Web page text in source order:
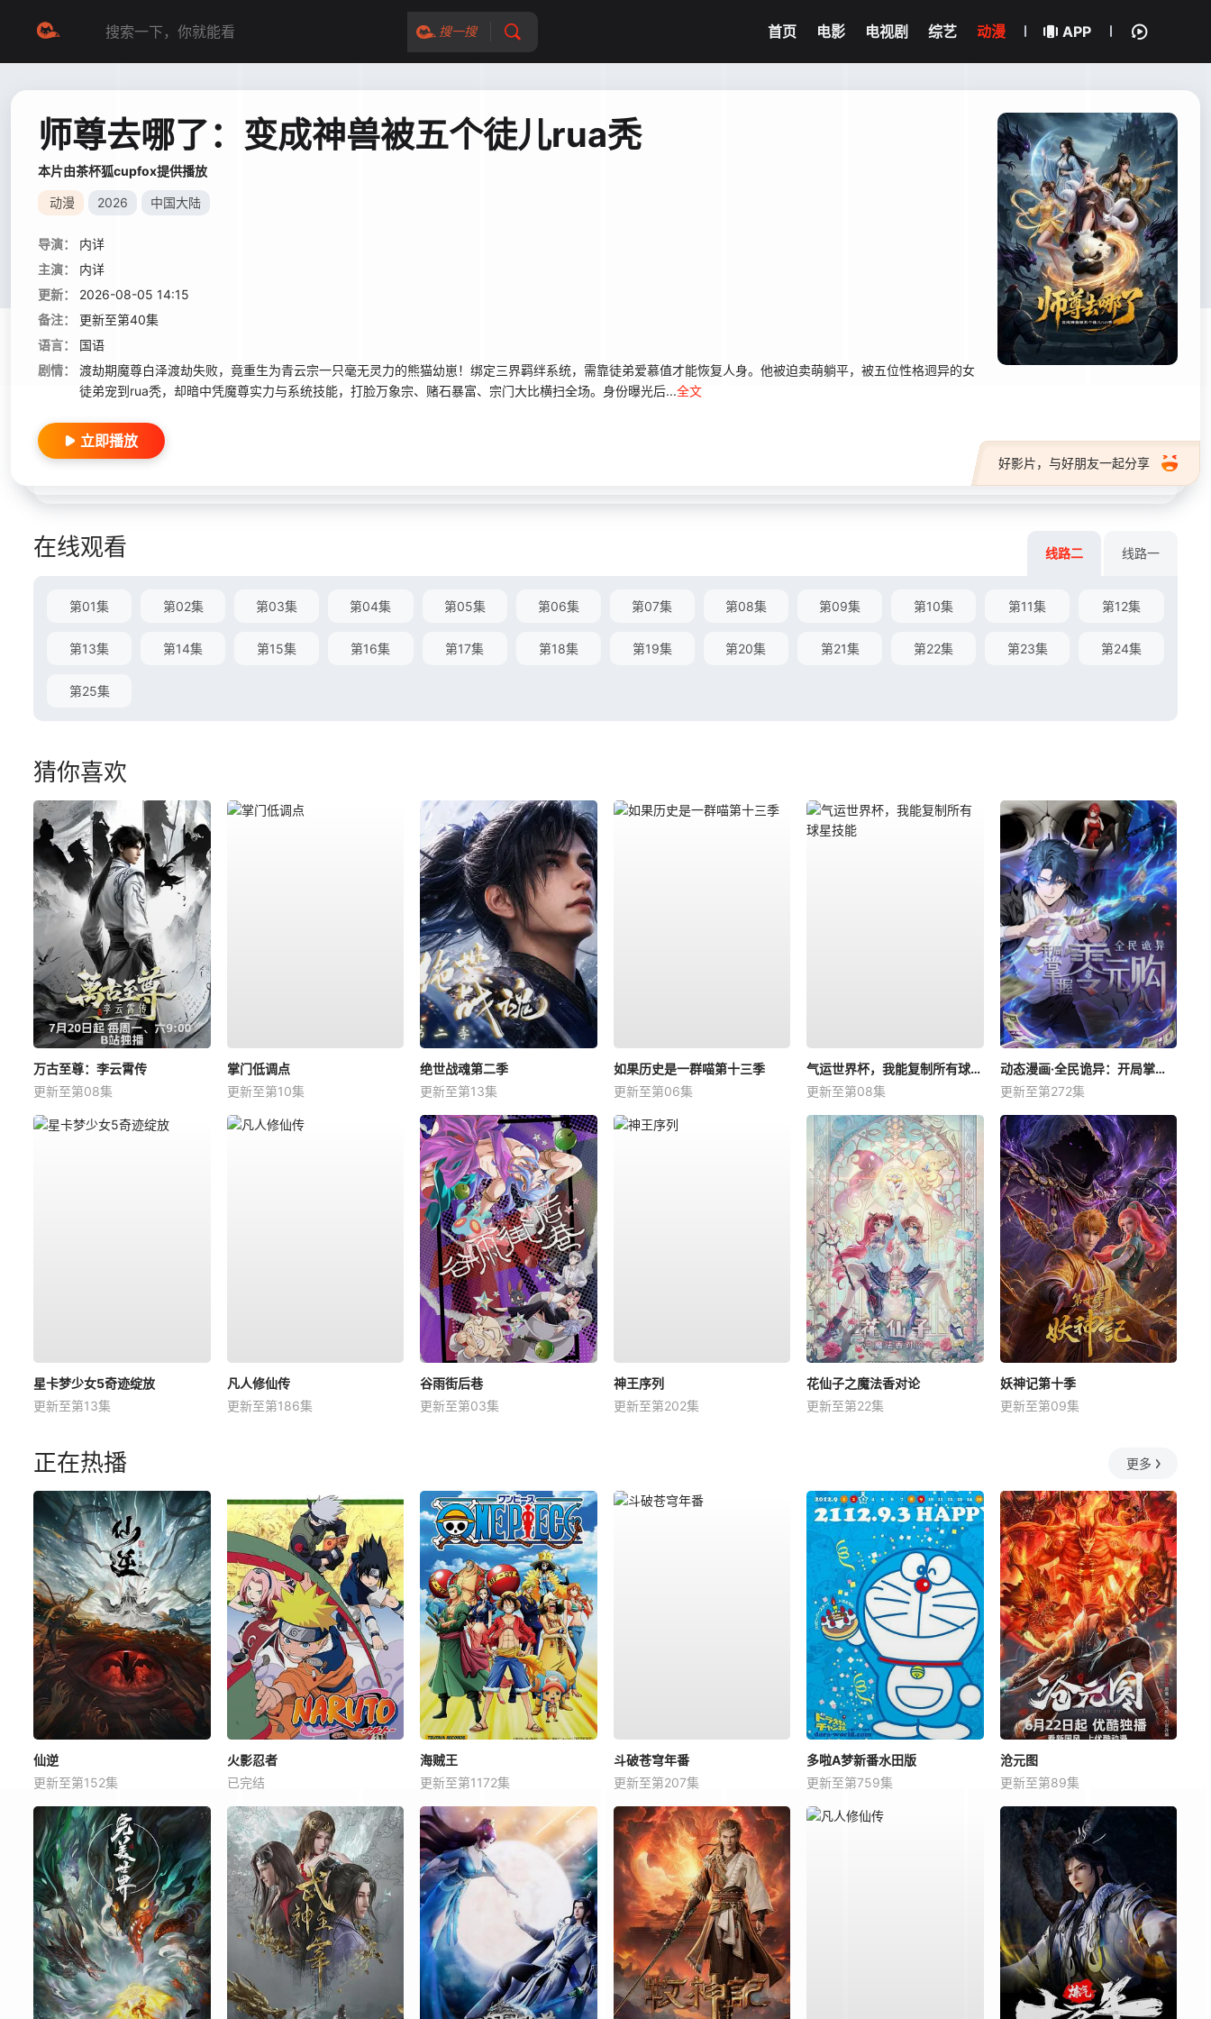
搜一搜 首页 电影 电视剧 综艺 动漫 APP
师尊去哪了：变成神兽被五个徒儿rua秃
本片由茶杯狐cupfox提供播放
动漫 2026 中国大陆
导演：
内详
主演：
内详
更新：
2026-08-05 14:15
备注：
更新至第40集
语言：
国语
剧情：
渡劫期魔尊白泽渡劫失败，竟重生为青云宗一只毫无灵力的熊猫幼崽！绑定三界羁绊系统，需靠徒弟爱慕值才能恢复人身。他被迫卖萌躺平，被五位性格迥异的女
徒弟宠到rua秃，却暗中凭魔尊实力与系统技能，打脸万象宗、赌石暴富、宗门大比横扫全场。身份曝光后...全文
好影片，与好朋友一起分享
立即播放
在线观看 线路二 线路一
第01集 第02集 第03集 第04集 第05集 第06集 第07集 第08集 第09集 第10集 第11集 第12集
第13集 第14集 第15集 第16集 第17集 第18集 第19集 第20集 第21集 第22集 第23集 第24集
第25集
猜你喜欢
万古至尊：李云霄传
更新至第08集
掌门低调点
更新至第10集
绝世战魂第二季
更新至第13集
如果历史是一群喵第十三季
更新至第06集
气运世界杯，我能复制所有球星技能
更新至第08集
动态漫画·全民诡异：开局掌握零元购
更新至第272集
星卡梦少女5奇迹绽放
更新至第13集
凡人修仙传
更新至第186集
谷雨街后巷
更新至第03集
神王序列
更新至第202集
花仙子之魔法香对论
更新至第22集
妖神记第十季
更新至第09集
正在热播 更多
仙逆
更新至第152集
火影忍者
已完结
海贼王
更新至第1172集
斗破苍穹年番
更新至第207集
多啦A梦新番水田版
更新至第759集
沧元图
更新至第89集